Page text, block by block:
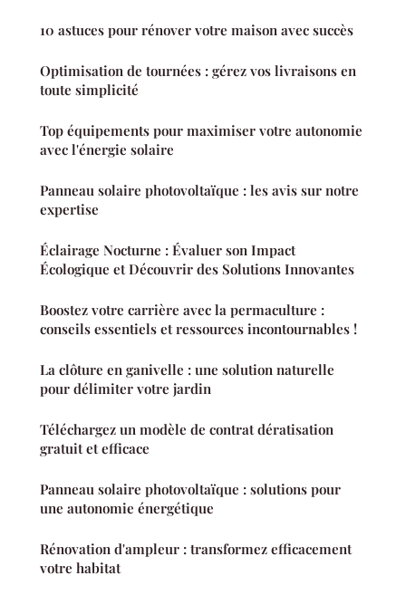
10 astuces pour rénover votre maison avec succès
Optimisation de tournées : gérez vos livraisons en
toute simplicité
Top équipements pour maximiser votre autonomie
avec l'énergie solaire
Panneau solaire photovoltaïque : les avis sur notre
expertise
Éclairage Nocturne : Évaluer son Impact
Écologique et Découvrir des Solutions Innovantes
Boostez votre carrière avec la permaculture :
conseils essentiels et ressources incontournables !
La clôture en ganivelle : une solution naturelle
pour délimiter votre jardin
Téléchargez un modèle de contrat dératisation
gratuit et efficace
Panneau solaire photovoltaïque : solutions pour
une autonomie énergétique
Rénovation d'ampleur : transformez efficacement
votre habitat